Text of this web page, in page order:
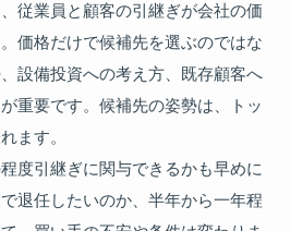
従業員と顧客の引継ぎが会社の価
価格だけで候補先を選ぶのではな
設備投資への考え方、既存顧客へ
重要です。候補先の姿勢は、トッ
ます。
度引継ぎに関与できるかも早めに
退任したいのか、半年から一年程